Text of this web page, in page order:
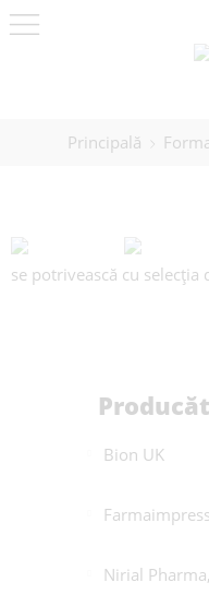
Principală
se potrivească cu selecția
Bion UK
Nirial